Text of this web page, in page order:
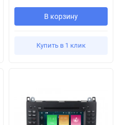
В корзину
Купить в 1 клик